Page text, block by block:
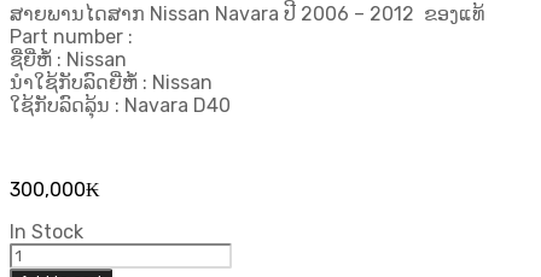
ສາຍພານໄດສາກ Nissan Navara ປີ 2006 – 2012 ຂອງແທ້
Part number :
ຊື່ຍີ່ຫໍ້ : Nissan
ນຳໃຊ້ກັບລົດຍີ່ຫໍ້ : Nissan
ໃຊ້ກັບລົດລຸ້ນ : Navara D40
300,000₭
In Stock
ສາຍ